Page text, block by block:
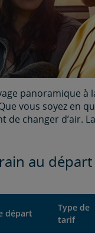
panoramique à
vous soyez en
changer d’air.
au
départ
Type de
tarif